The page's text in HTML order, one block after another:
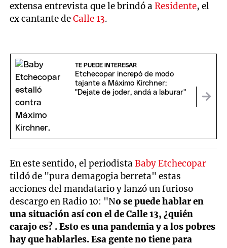
extensa entrevista que le brindó aResidente, el
ex cantante deCalle 13.
TE PUEDE INTERESAR
Etchecopar increpó de modo
tajante a Máximo Kirchner:
"Dejate de joder, andá a laburar"
En este sentido, el periodistaBaby Etchecopar
tildó de "pura demagogia berreta" estas
acciones del mandatario y lanzó un furioso
descargo en Radio 10: "No se puede hablar en
una situación así con el de Calle 13, ¿quién
carajo es? . Esto es una pandemia y a los pobres
hay que hablarles. Esa gente no tiene para